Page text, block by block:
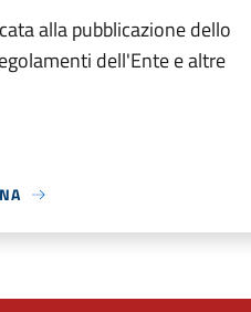
alla pubblicazione dello
dell'Ente e altre